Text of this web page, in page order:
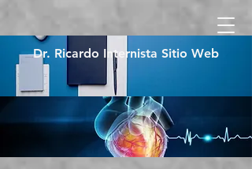
Dr. Ricardo Internista Sitio Web